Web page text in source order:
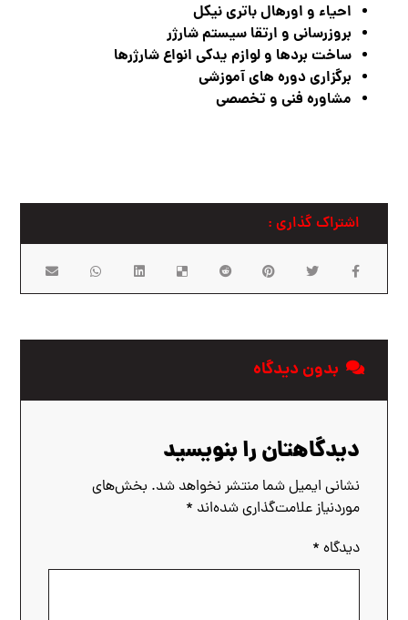
احیاء و اورهال باتری نیکل
بروزرسانی و ارتقا سیستم شارژر
ساخت بردها و لوازم یدکی انواع شارژرها
برگزاری دوره های آموزشی
مشاوره فنی و تخصصی
بدون دیدگاه
دیدگاهتان را بنویسید
نشانی ایمیل شما منتشر نخواهد شد. بخش‌های
موردنیاز علامت‌گذاری شده‌اند *
دیدگاه *